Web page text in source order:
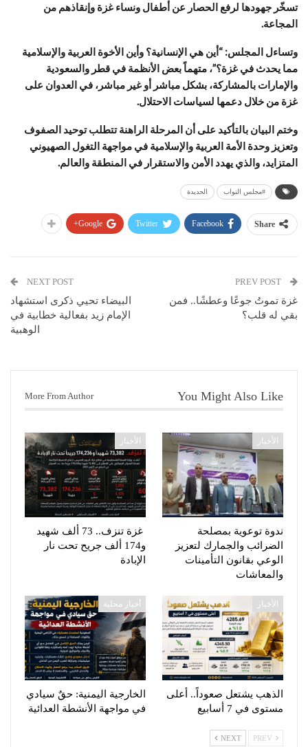
تسخّر جهودها لرفع الحصار عن أطفال ونساء غزة وإنقاذهم من
المجاعة.
وتساءل المجلس: “أين هي الإنسانية؟ وأين الأخوة العربية والإسلامية
مما يحدث في غزة؟”، متهماً بعض الأنظمة في قطر والسعودية
والإمارات بالمشاركة، بشكل مباشر أو غير مباشر، في العدوان على
غزة من خلال دعمها لسياسات الاحتلال.
وختم البيان بالتأكيد على أن المرحلة الراهنة تتطلب توحيد الصفوف
وتعزيز وحدة الأمة العربية والإسلامية في مواجهة التغول الصهيوني
المتزايد، والذي يهدد الأمن والاستقرار في المنطقة والعالم.
#مجلس النواب الحديدة
Share
Facebook
Twitter
Google+
غزة تموتُ جوعًا وعطشًا.. فمن
بقي له قلب؟
NEXT POST
البيضاء تحيي ذكرى استشهاد
الإمام زيد بفعالية خطابية في
الوهبية
You Might Also Like
More From Author
الأخبار
ندوة توعوية بمصلحة
الضرائب والجمارك لتعزيز
الوعي بقانون التأمينات
والمعاشات
الأخبار
غزة تنزف.. 73 ألف شهيد
و174 ألف جريح تحت نار
الإبادة
الأخبار
الذهب يشتعل صعوداً.. أعلى
مستوى في 7 أسابيع
أخبار محلية
الخارجية اليمنية: حقٌ سيادي
في مواجهة الأنشطة العدائية
NEXT